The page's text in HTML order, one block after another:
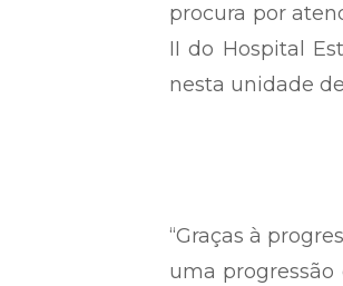
procura por
II do Hospital
nesta unidade
“Graças à
uma